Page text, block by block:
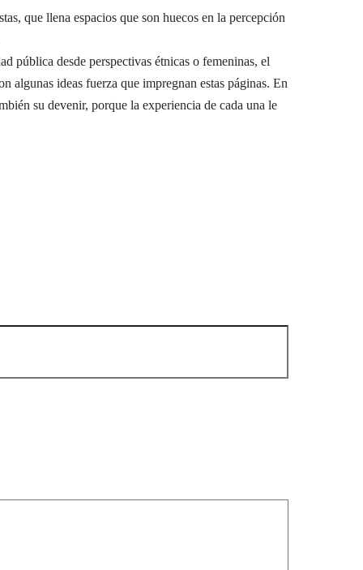
que llena espacios que son huecos en la percepción
pública desde perspectivas étnicas o femeninas, el
algunas ideas fuerza que impregnan estas páginas. En
su devenir, porque la experiencia de cada una le